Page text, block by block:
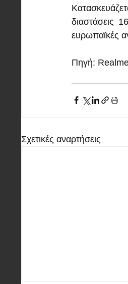
διαστάσεις
ευρωπαϊκές
Πηγή:
Σχετικές αναρτήσεις